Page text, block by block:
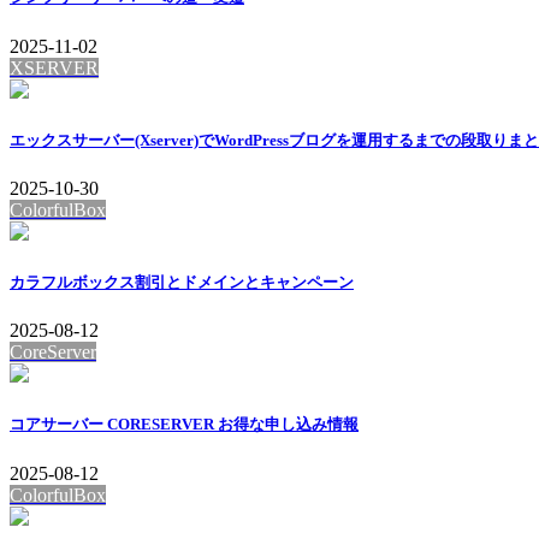
2025-11-02
XSERVER
エックスサーバー(Xserver)でWordPressブログを運用するまでの段取りま
2025-10-30
ColorfulBox
カラフルボックス割引とドメインとキャンペーン
2025-08-12
CoreServer
コアサーバー CORESERVER お得な申し込み情報
2025-08-12
ColorfulBox